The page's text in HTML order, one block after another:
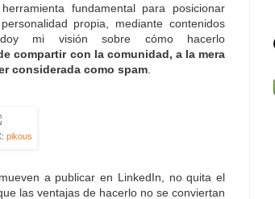
fundamental para posicionar
propia, mediante contenidos
mi visión sobre cómo hacerlo
compartir con la comunidad, a la mera
considerada como spam
pikous
a publicar en LinkedIn, no quita el
las ventajas de hacerlo no se conviertan